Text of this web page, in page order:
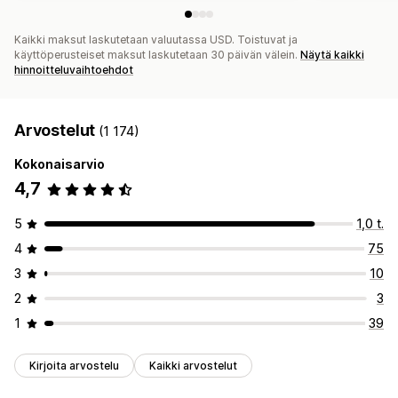
Kaikki maksut laskutetaan valuutassa USD. Toistuvat ja
käyttöperusteiset maksut laskutetaan 30 päivän välein. Näytä kaikki
hinnoitteluvaihtoehdot
Arvostelut (1 174)
Kokonaisarvio
4,7
5
1,0 t.
4
75
3
10
2
3
1
39
Kirjoita arvostelu Kaikki arvostelut